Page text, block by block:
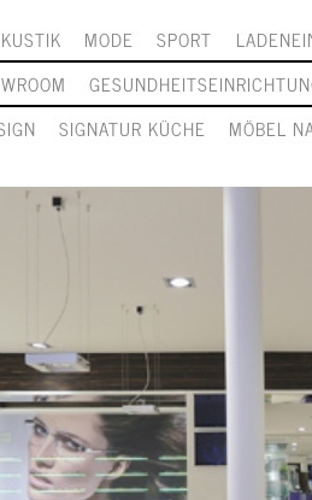
MODE SPORT
SIGNATUR KÜCHE MÖBEL